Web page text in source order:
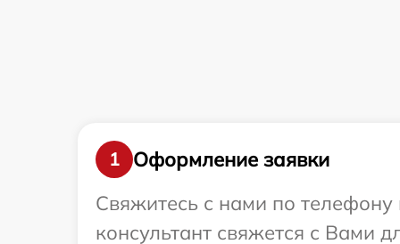
1
Оформление заявки
Свяжитесь с нами по телефону
консультант свяжется с Вами